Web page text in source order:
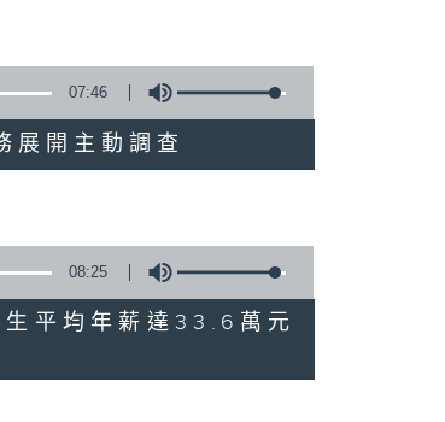
07:46
開主動調查
08:25
平均年薪達33.6萬元